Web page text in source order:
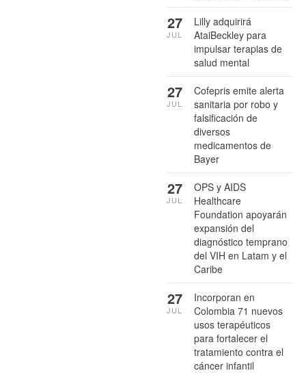
Lilly adquirirá
AtaiBeckley para
impulsar terapias de
salud mental
27
JUL
Cofepris emite alerta
sanitaria por robo y
falsificación de
diversos
medicamentos de
Bayer
27
JUL
OPS y AIDS
Healthcare
Foundation apoyarán
expansión del
diagnóstico temprano
del VIH en Latam y el
Caribe
27
JUL
Incorporan en
Colombia 71 nuevos
usos terapéuticos
para fortalecer el
tratamiento contra el
cáncer infantil
27
JUL